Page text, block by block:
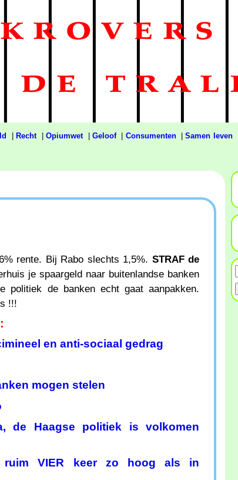
Recht| Opiumwet| Geloof| Consumenten|Samen leven|
rente. Bij Rabo slechts 1,5%. STRAF de
je spaargeld naar buitenlandse banken
politiek de banken echt gaat aanpakken.
!!!
en anti-sociaal gedrag
mogen stelen
de Haagse politiek is volkomen
ruim VIER keer zo hoog als in